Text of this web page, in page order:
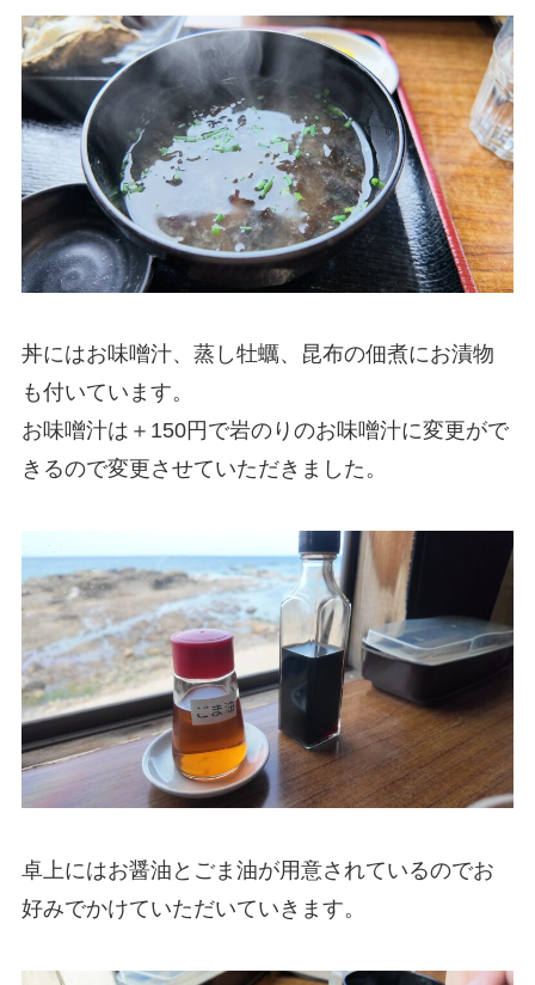
丼にはお味噌汁、蒸し牡蠣、昆布の佃煮にお漬物
も付いています。
お味噌汁は＋150円で岩のりのお味噌汁に変更がで
きるので変更させていただきました。
卓上にはお醤油とごま油が用意されているのでお
好みでかけていただいていきます。